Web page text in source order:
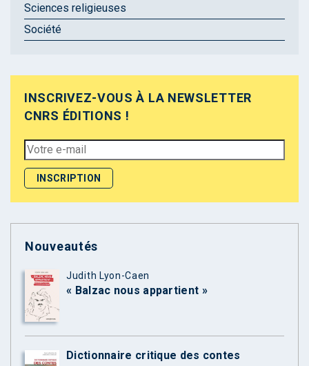
Sciences religieuses
Société
INSCRIVEZ-VOUS À LA NEWSLETTER
CNRS ÉDITIONS !
Nouveautés
Judith Lyon-Caen
« Balzac nous appartient »
Dictionnaire critique des contes